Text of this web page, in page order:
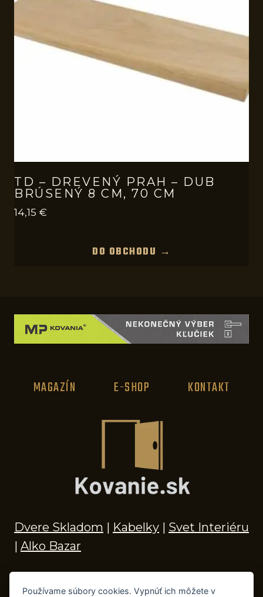
TD – DREVENÝ PRAH – DUB
BRÚSENÝ 8 CM, 70 CM
14,15 €
DO OBCHODU →
MAGAZÍN E-SHOP KONTAKT
Dvere Skladom | Kabelky | Svet Interiéru
| Alko Bazar
Používame súbory cookies. Vypnúť ich môžete v